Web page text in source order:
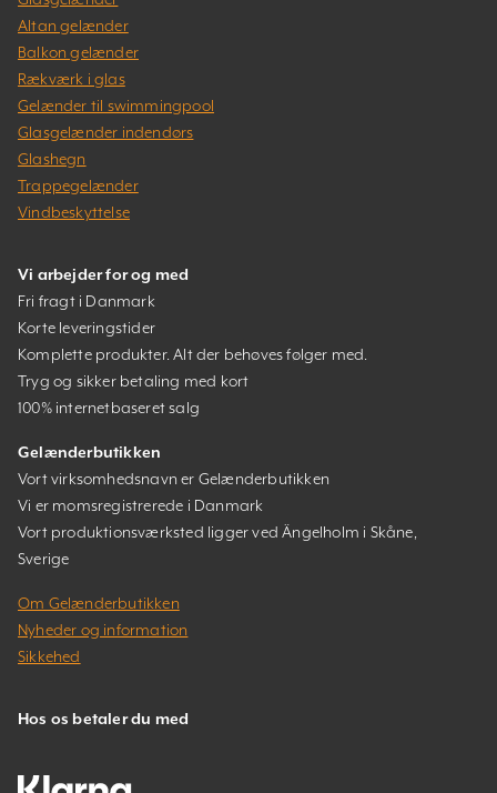
Altan gelænder
Balkon gelænder
Rækværk i glas
Gelænder til swimmingpool
Glasgelænder indendørs
Glashegn
Trappegelænder
Vindbeskyttelse
Vi arbejder for og med
Fri fragt i Danmark
Korte leveringstider
Komplette produkter. Alt der behøves følger med.
Tryg og sikker betaling med kort
100% internetbaseret salg
Gelænderbutikken
Vort virksomhedsnavn er Gelænderbutikken
Vi er momsregistrerede i Danmark
Vort produktionsværksted ligger ved Ängelholm i Skåne,
Sverige
Om Gelænderbutikken
Nyheder og information
Sikkehed
Hos os betaler du med